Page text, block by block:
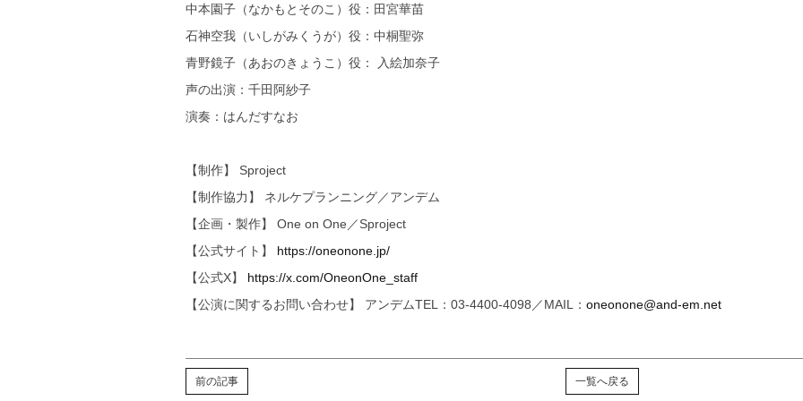
中本園子（なかもとそのこ）役：田宮華苗
石神空我（いしがみくうが）役：中桐聖弥
青野鏡子（あおのきょうこ）役： 入絵加奈子
声の出演：千田阿紗子
演奏：はんだすなお
【制作】 Sproject
【制作協力】 ネルケプランニング／アンデム
【企画・製作】 One on One／Sproject
【公式サイト】 https://oneonone.jp/
【公式X】 https://x.com/OneonOne_staff
【公演に関するお問い合わせ】 アンデムTEL：03-4400-4098／MAIL： oneonone@and-em.net
一覧へ戻る
前の記事